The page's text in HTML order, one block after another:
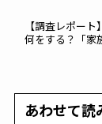
【調査レポー
何をする？「家
あわせて読